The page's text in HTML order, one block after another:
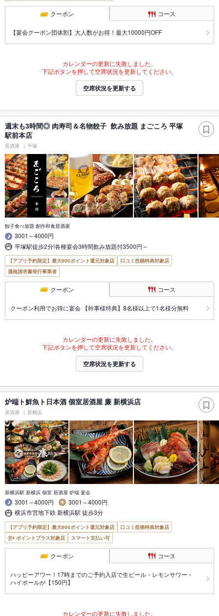
クーポン コース
【宴会クーポン団体割】大人数がお得！最大10000円OFF
カレンダーの更新に失敗しました。
下記ボタンを押して空席状況を更新してください。
空席状況を更新する
週末も3時間◎ 肉寿司＆名物餃子 飲み放題 まごころ 平塚
駅前本店
居酒屋 平塚
餃子食べ放題 創作和食居酒屋
3001～4000円
平塚駅徒歩2分!各種宴会3時間飲み放題付3500円～
【アプリ予約限定】最大800ポイント還元対象店
口コミ投稿特典対象店
適格請求書発行事業者
クーポン コース
クーポン利用でお得に宴会 【幹事様特典】8名様以上で1名様分無料
カレンダーの更新に失敗しました。
下記ボタンを押して空席状況を更新してください。
空席状況を更新する
炉端ト鮮魚ト日本酒 個室居酒屋 廉 新横浜店
居酒屋 新横浜
新横浜駅 新横浜 個室 居酒屋 炉端 宴会
3001～4000円
3001～4000円
横浜市営地下鉄 新横浜駅 徒歩3分
【アプリ予約限定】最大800ポイント還元対象店
口コミ投稿特典対象店
ポイントプラス対象店
スマート支払い可
クーポン コース
ハッピーアワー！17時までのご予約入店で生ビール・レモンサワー・
ハイボールが【150円】
カレンダーの更新に失敗しました。